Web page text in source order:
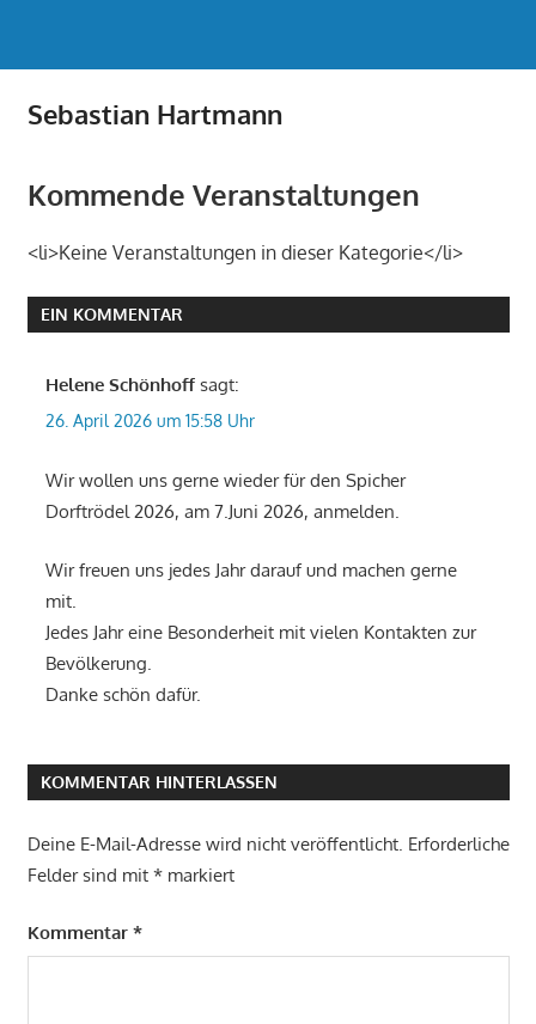
Sebastian Hartmann
Kommende Veranstaltungen
<li>Keine Veranstaltungen in dieser Kategorie</li>
EIN KOMMENTAR
Helene Schönhoff sagt:
26. April 2026 um 15:58 Uhr
Wir wollen uns gerne wieder für den Spicher
Dorftrödel 2026, am 7.Juni 2026, anmelden.
Wir freuen uns jedes Jahr darauf und machen gerne
mit.
Jedes Jahr eine Besonderheit mit vielen Kontakten zur
Bevölkerung.
Danke schön dafür.
KOMMENTAR HINTERLASSEN
Deine E-Mail-Adresse wird nicht veröffentlicht. Erforderliche
Felder sind mit *markiert
Kommentar *